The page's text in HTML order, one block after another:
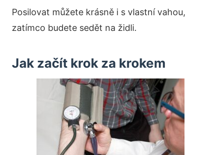
Posilovat můžete krásně i s vlastní vahou,
zatímco budete sedět na židli.
Jak začít krok za krokem